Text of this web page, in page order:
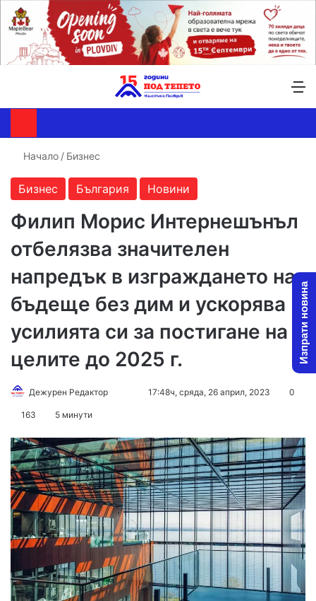
Начало / Бизнес
Бизнес България Новини
Филип Морис Интернешънъл
отбелязва значителен
напредък в изграждането на
бъдеще без дим и ускорява
усилията си за постигане на
целите до 2025 г.
Дежурен Редактор
Send17:48ч, сряда, 26 април, 2023 0
163 5 минути
Изпрати новина